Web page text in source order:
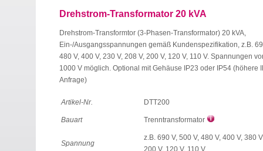
Drehstrom-Transformator 20 kVA
Drehstrom-Transformtor (3-Phasen-Transformator) 20 kVA,
Ein-/Ausgangsspannungen gemäß Kundenspezifikation, z.B.
480 V, 400 V, 230 V, 208 V, 200 V, 120 V, 110 V. Spannungen
1000 V möglich. Optional mit Gehäuse IP23 oder IP54 (höhere
Anfrage)
Artikel-Nr. DTT200
Bauart Trenntransformator
Spannung
z.B. 690 V, 500 V, 480 V, 400 V, 380
200 V, 120 V, 110 V